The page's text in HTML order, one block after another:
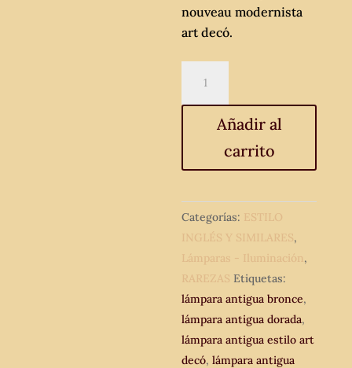
nouveau modernista
art decó.
pié
antigua
estilo
Águila
Lámpara
antigua
art
nouveau
modernista
art
decó.
Añadir al
carrito
Categorías: ESTILO
INGLÉS Y SIMILARES,
Lámparas - Iluminación,
RAREZAS Etiquetas:
lámpara antigua bronce,
lámpara antigua dorada,
lámpara antigua estilo art
decó,lámpara antigua